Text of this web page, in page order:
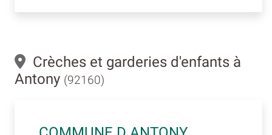
Crèches et garderies d'enfants à
Antony (92160)